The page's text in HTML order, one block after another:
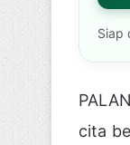
Siap
cita